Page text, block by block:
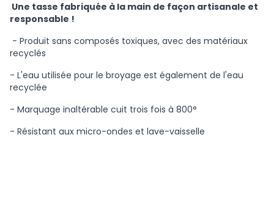
Une tasse fabriquée à la main de façon artisanale et
responsable !
- Produit sans composés toxiques, avec des matériaux
recyclés
- L'eau utilisée pour le broyage est également de l'eau
recyclée
- Marquage inaltérable cuit trois fois à 800°
- Résistant aux micro-ondes et lave-vaisselle